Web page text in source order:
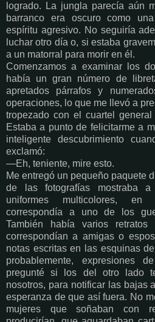
logrado. La jungla parecía aún
barranco era oscuro como
espíritu agresivo. No seguiría
luchar otro día o, si estaba
a un matorral para morir en él.
Comenzamos a examinar los
había un gran número de
apretados párrafos y
operaciones, lo que me llevó a
tropezado con el cuartel
Estaba a punto de felicitarme a
inteligente descubrimiento
exclamó:
—Eh, teniente, mire esto.
Me entregó un pequeño paquete
de las fotografías mostraba
uniformes multicolores,
correspondía a uno de los
También había varios
correspondían a amigas o
notas escritas en las esquinas
probablemente, expresiones
pregunté si los del otro lado
nosotros, para notificar las bajas
esperanza de que así fuera. No
mujeres que soñaban con